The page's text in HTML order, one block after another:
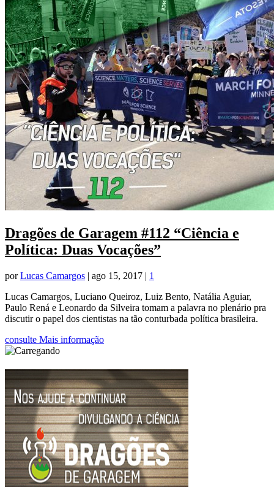
Dragões de Garagem #112 “Ciência e
Política: Duas Vocações”
porLucas Camargos | ago 15, 2017 | 1
Lucas Camargos, Luciano Queiroz, Luiz Bento, Natália Aguiar,
Paulo Rená e Leonardo da Silveira tomam a palavra no plenário pra
discutir o papel dos cientistas na tão conturbada política brasileira.
consulte Mais informação